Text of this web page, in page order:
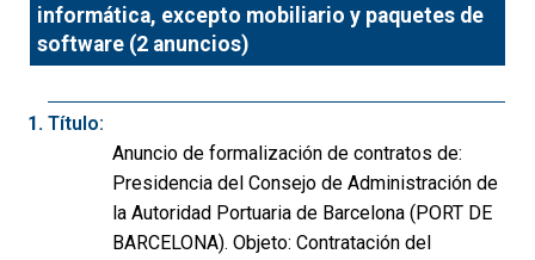
informática, excepto mobiliario y paquetes de
software (2 anuncios)
Título:
Anuncio de formalización de contratos de:
Presidencia del Consejo de Administración de
la Autoridad Portuaria de Barcelona (PORT DE
BARCELONA). Objeto: Contratación del